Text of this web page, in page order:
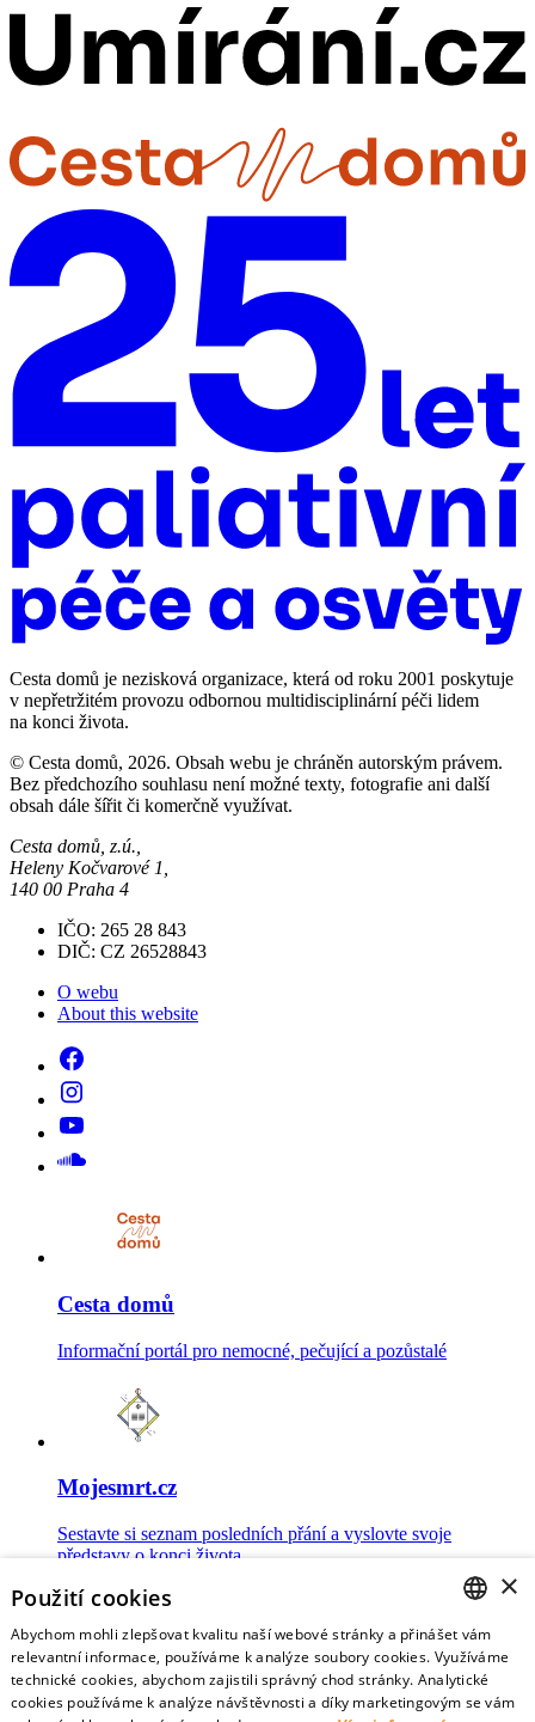
Cesta domů je nezisková organizace, která od roku 2001 poskytuje
v nepřetržitém provozu odbornou multidisciplinární péči lidem
na konci života.
© Cesta domů, 2026. Obsah webu je chráněn autorským právem.
Bez předchozího souhlasu není možné texty, fotografie ani další
obsah dále šířit či komerčně využívat.
Cesta domů, z.ú.,
Heleny Kočvarové 1,
140 00 Praha 4
IČO: 265 28 843
DIČ: CZ 26528843
O webu
About this website
Cesta domů
Informační portál pro nemocné, pečující a pozůstalé
Mojesmrt.cz
Sestavte si seznam posledních přání a vyslovte svoje
představy o konci života
Data o umírání
CZECH
ENGLISH
×
Použití cookies
Abychom mohli zlepšovat kvalitu naší webové stránky a přinášet vám
relevantní informace, používáme k analýze soubory cookies. Využíváme
technické cookies, abychom zajistili správný chod stránky. Analytické
cookies používáme k analýze návštěvnosti a díky marketingovým se vám